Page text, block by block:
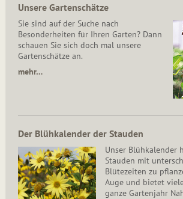
Unsere Gartenschätze
Sie sind auf der Suche nach
Besonderheiten für Ihren Garten? Dann
schauen Sie sich doch mal unsere
Gartenschätze an.
mehr…
Der Blühkalender der Stauden
Unser Blühkalender
Stauden mit
Blütezeiten zu
Auge und bietet
ganze Gartenjahr